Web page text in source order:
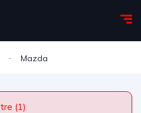
Mazda
Filtre (1)